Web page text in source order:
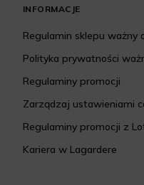
INFORMACJE
Regulamin sklepu ważny
Polityka prywatności
Regulaminy promocji
Zarządzaj ustawieniami
Regulaminy promocji z
Kariera w Lagardere